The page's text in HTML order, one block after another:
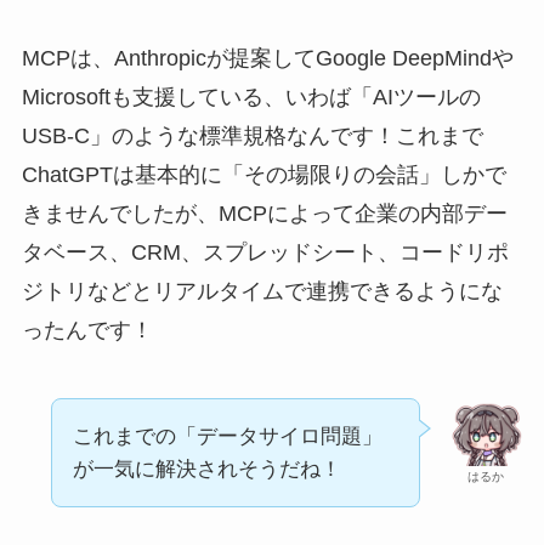
MCPは、Anthropicが提案してGoogle DeepMindや
Microsoftも支援している、いわば「AIツールの
USB-C」のような標準規格なんです！これまで
ChatGPTは基本的に「その場限りの会話」しかで
きませんでしたが、MCPによって企業の内部デー
タベース、CRM、スプレッドシート、コードリポ
ジトリなどとリアルタイムで連携できるようにな
ったんです！
はるか
これまでの「データサイロ問題」
が一気に解決されそうだね！